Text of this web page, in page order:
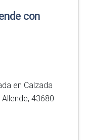
con
en Calzada
43680